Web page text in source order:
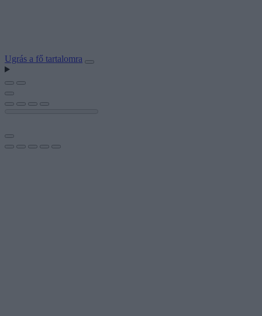
Ugrás a fő tartalomra